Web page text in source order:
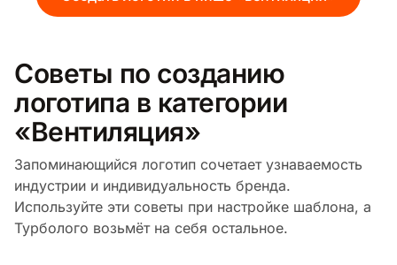
Советы по созданию
логотипа в категории
«Вентиляция»
Запоминающийся логотип сочетает узнаваемость
индустрии и индивидуальность бренда.
Используйте эти советы при настройке шаблона, а
Турболого возьмёт на себя остальное.